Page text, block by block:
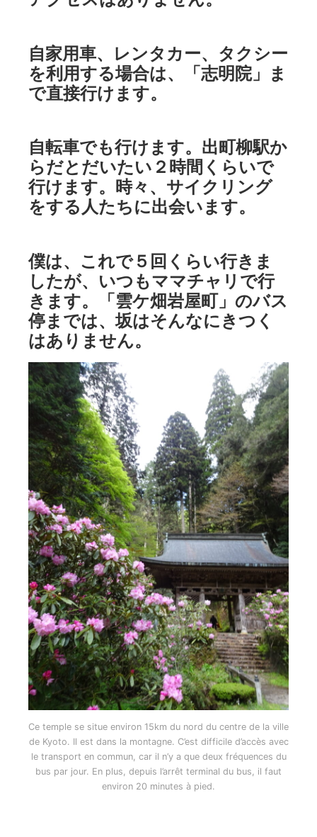
自家用車、レンタカー、タクシー
を利用する場合は、「志明院」ま
で直接行けます。
自転車でも行けます。出町柳駅か
らだとだいたい２時間くらいで
行けます。時々、サイクリング
をする人たちに出会います。
僕は、これで５回くらい行きま
したが、いつもママチャリで行
きます。「雲ケ畑岩屋町」のバス
停までは、坂はそんなにきつく
はありません。
Ce temple se situe environ 15km du nord du centre de la ville
de Kyoto. Il est dans la montagne. C’est difficile d’accès avec
le transport en commun, car il n’y a que deux fréquences du
bus par jour. En plus, depuis l’arrêt terminal du bus, il faut
environ 20 minutes à pied.